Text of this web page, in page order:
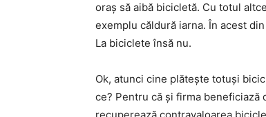
oraș să aibă bicicletă. Cu totul
exemplu căldură iarna. În acest
La biciclete însă nu.
Ok, atunci cine plătește totuși
ce? Pentru că și firma beneficiază